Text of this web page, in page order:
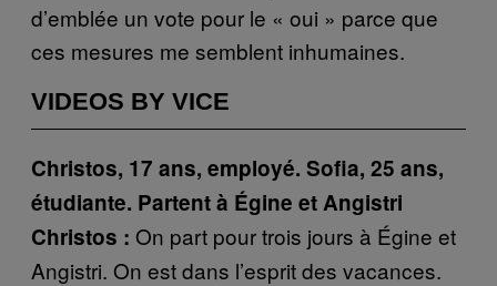
d’emblée un vote pour le « oui » parce que
ces mesures me semblent inhumaines.
VIDEOS BY VICE
Christos, 17 ans, employé. Sofia, 25 ans,
étudiante. Partent à Égine et Angistri
Christos : On part pour trois jours à Égine et
Angistri. On est dans l’esprit des vacances.